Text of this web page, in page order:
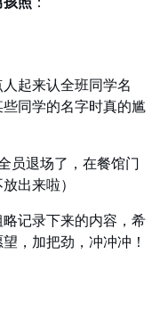
起来认全班同学名
同学的名字时真的尴
员退场了，在餐馆门
出来啦）
记录下来的内容，希
，加把劲，冲冲冲！